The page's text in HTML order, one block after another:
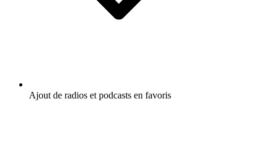
Ajout de radios et podcasts en favoris